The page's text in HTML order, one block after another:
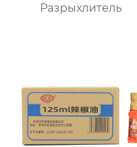
Разрыхлитель